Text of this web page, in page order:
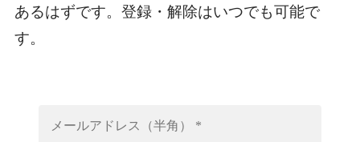
あるはずです。登録・解除はいつでも可能で
す。